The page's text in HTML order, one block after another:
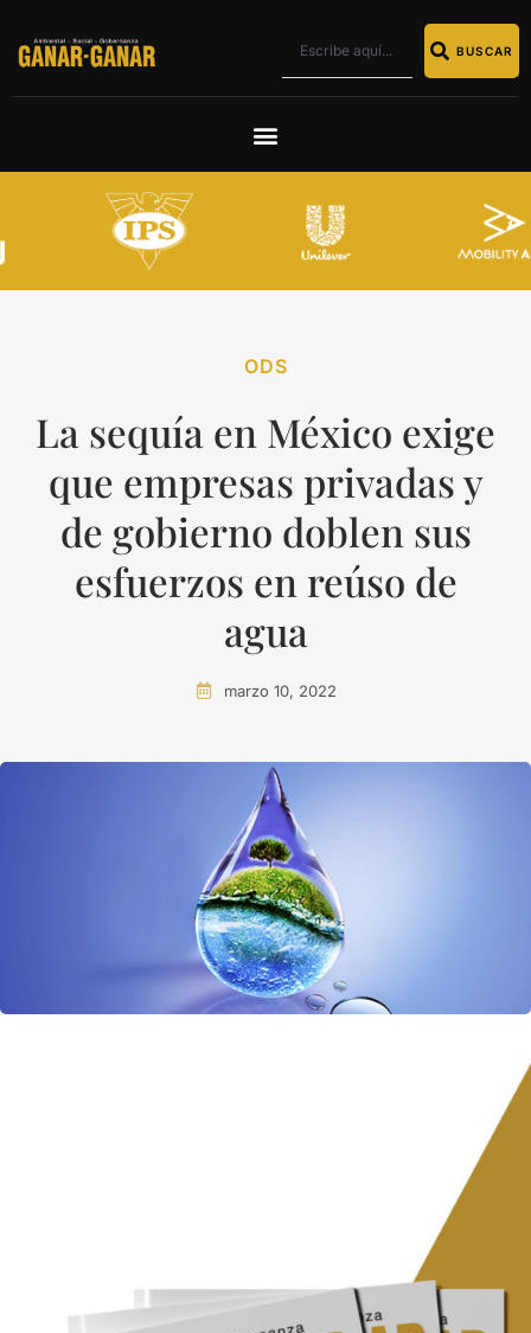
BUSCAR
ODS
La sequía en México exige
que empresas privadas y
de gobierno doblen sus
esfuerzos en reúso de
agua
marzo 10, 2022